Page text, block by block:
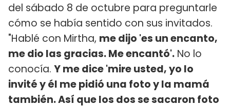
del sábado 8 de octubre para preguntarle
cómo se había sentido con sus invitados.
"Hablé con Mirtha, me dijo 'es un encanto,
me dio las gracias. Me encantó'. No lo
conocía. Y me dice 'mire usted, yo lo
invité y él me pidió una foto y la mamá
también. Así que los dos se sacaron foto